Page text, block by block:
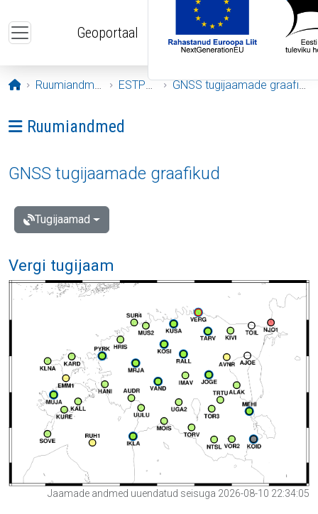
Geoportaal
Avaleht
Ruumiandmed ESTPOS GNSS tugijaamade graafikud
Ava menüü: Ruumiandmed
Ruumiandmed
GNSS tugijaamade graafikud
Tugijaamad
Vergi tugijaam
Jaamade andmed uuendatud seisuga 2026-08-10 22:34:05